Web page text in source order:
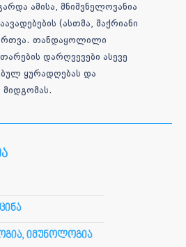
იმუნოლოგია
ამისა, მნიშვნელოვანია
(ასთმა, შაქრიანი
თანდაყოლილი
დარღვევები ასევე
ყურადღებას და